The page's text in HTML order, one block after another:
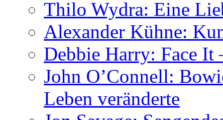
Thilo Wydra: Eine
Alexander Kühne:
Debbie Harry: Face
John O’Connell:
Leben veränderte